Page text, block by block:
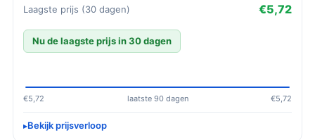
Laagste prijs (30 dagen) €5,72
Nu de laagste prijs in 30 dagen
€5,72 laatste 90 dagen €5,72
Bekijk prijsverloop